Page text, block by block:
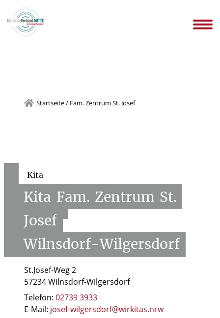
Startseite/ Fam. Zentrum St. Josef
Kita
Kita Fam. Zentrum St.
Josef
Wilnsdorf-Wilgersdorf
St.Josef-Weg 2
57234 Wilnsdorf-Wilgersdorf
Telefon:02739 3933
E-Mail: josef-wilgersdorf@wirkitas.nrw